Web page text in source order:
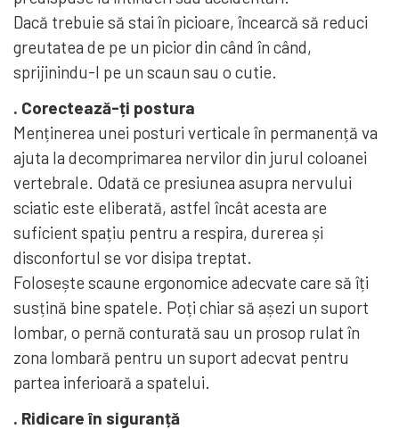
Dacă trebuie să stai în picioare, încearcă să reduci
greutatea de pe un picior din când în când,
sprijinindu-l pe un scaun sau o cutie.
. Corectează-ți postura
Menținerea unei posturi verticale în permanență va
ajuta la decomprimarea nervilor din jurul coloanei
vertebrale. Odată ce presiunea asupra nervului
sciatic este eliberată, astfel încât acesta are
suficient spațiu pentru a respira, durerea și
disconfortul se vor disipa treptat.
Folosește scaune ergonomice adecvate care să îți
susțină bine spatele. Poți chiar să așezi un suport
lombar, o pernă conturată sau un prosop rulat în
zona lombară pentru un suport adecvat pentru
partea inferioară a spatelui.
. Ridicare în siguranță